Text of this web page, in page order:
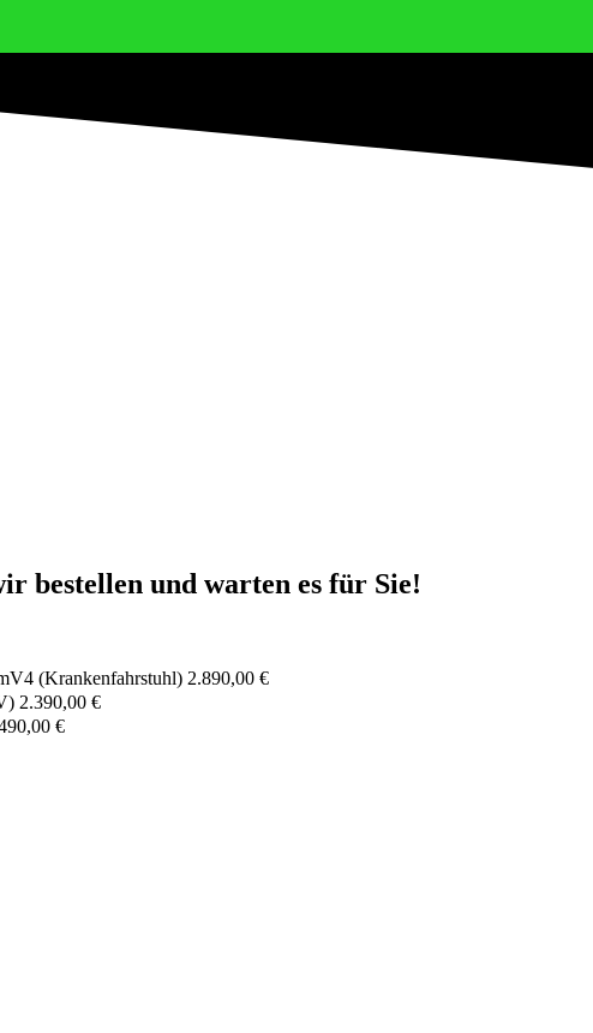
bestellen und warten es für Sie!
(Krankenfahrstuhl) 2.890,00 €
2.390,00 €
€